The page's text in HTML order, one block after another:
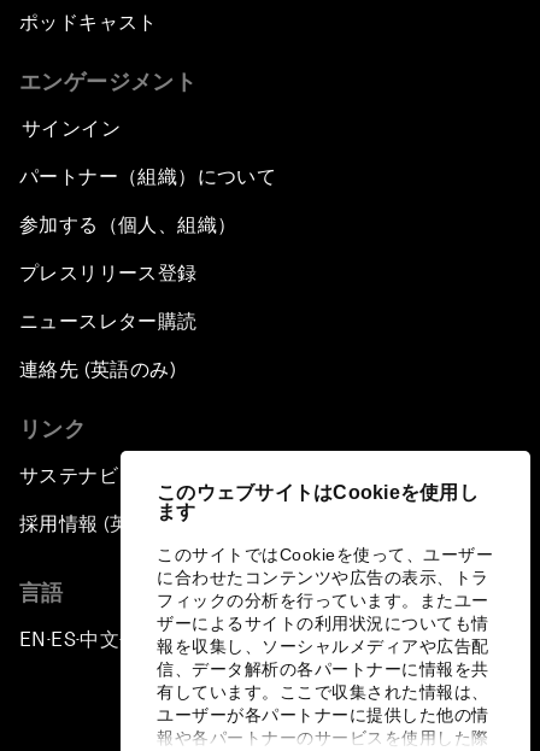
このウェブサイトはCookieを使用し
ます
このサイトではCookieを使って、ユーザー
に合わせたコンテンツや広告の表示、トラ
フィックの分析を行っています。またユー
ザーによるサイトの利用状況についても情
報を収集し、ソーシャルメディアや広告配
信、データ解析の各パートナーに情報を共
有しています。ここで収集された情報は、
ユーザーが各パートナーに提供した他の情
報や各パートナーのサービスを使用した際
ポッドキャスト
エンゲージメント
サインイン
パートナー（組織）について
参加する（個人、組織）
プレスリリース登録
ニュースレター購読
連絡先 (英語のみ)
リンク
サステナビリティへの取り組み
採用情報 (英語のみ)
言語
EN ▪ ES▪中文▪ 日本語